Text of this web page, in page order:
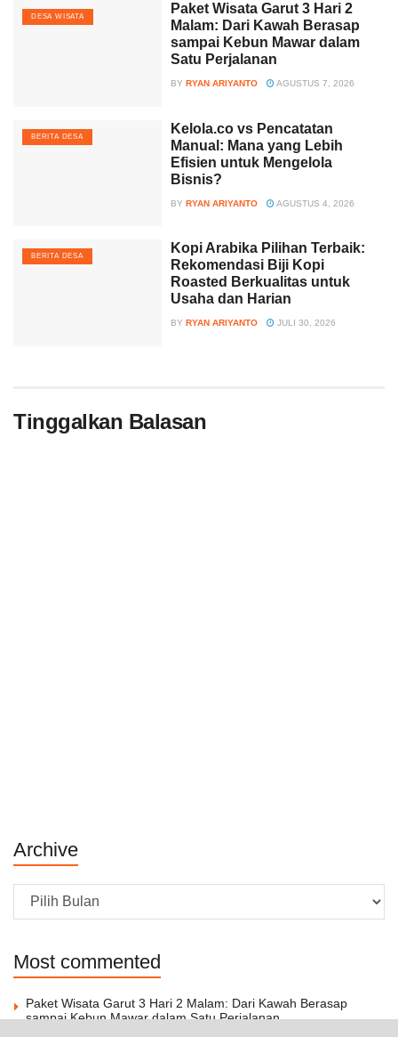
DESA WISATA
Paket Wisata Garut 3 Hari 2
Malam: Dari Kawah Berasap
sampai Kebun Mawar dalam
Satu Perjalanan
BY RYAN ARIYANTO AGUSTUS 7, 2026
BERITA DESA
Kelola.co vs Pencatatan
Manual: Mana yang Lebih
Efisien untuk Mengelola
Bisnis?
BY RYAN ARIYANTO AGUSTUS 4, 2026
BERITA DESA
Kopi Arabika Pilihan Terbaik:
Rekomendasi Biji Kopi
Roasted Berkualitas untuk
Usaha dan Harian
BY RYAN ARIYANTO JULI 30, 2026
Tinggalkan Balasan
Archive
Archive
Most commented
Paket Wisata Garut 3 Hari 2 Malam: Dari Kawah Berasap
sampai Kebun Mawar dalam Satu Perjalanan